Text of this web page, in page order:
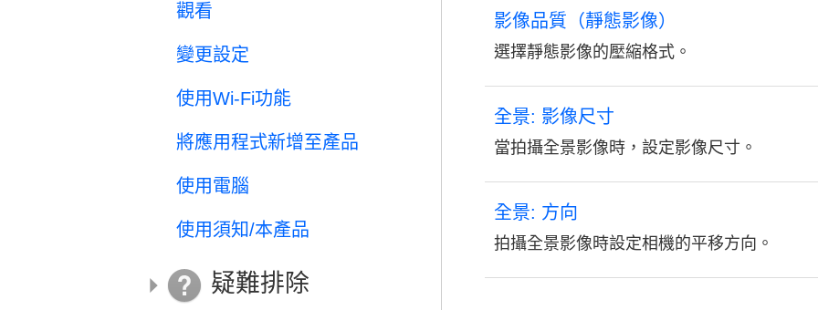
影像品質（靜態影像）
選擇靜態影像的壓縮格式。
全景: 影像尺寸
當拍攝全景影像時，設定影像尺寸。
全景: 方向
拍攝全景影像時設定相機的平移方向。
觀看
變更設定
使用Wi-Fi功能
將應用程式新增至產品
使用電腦
使用須知/本產品
疑難排除